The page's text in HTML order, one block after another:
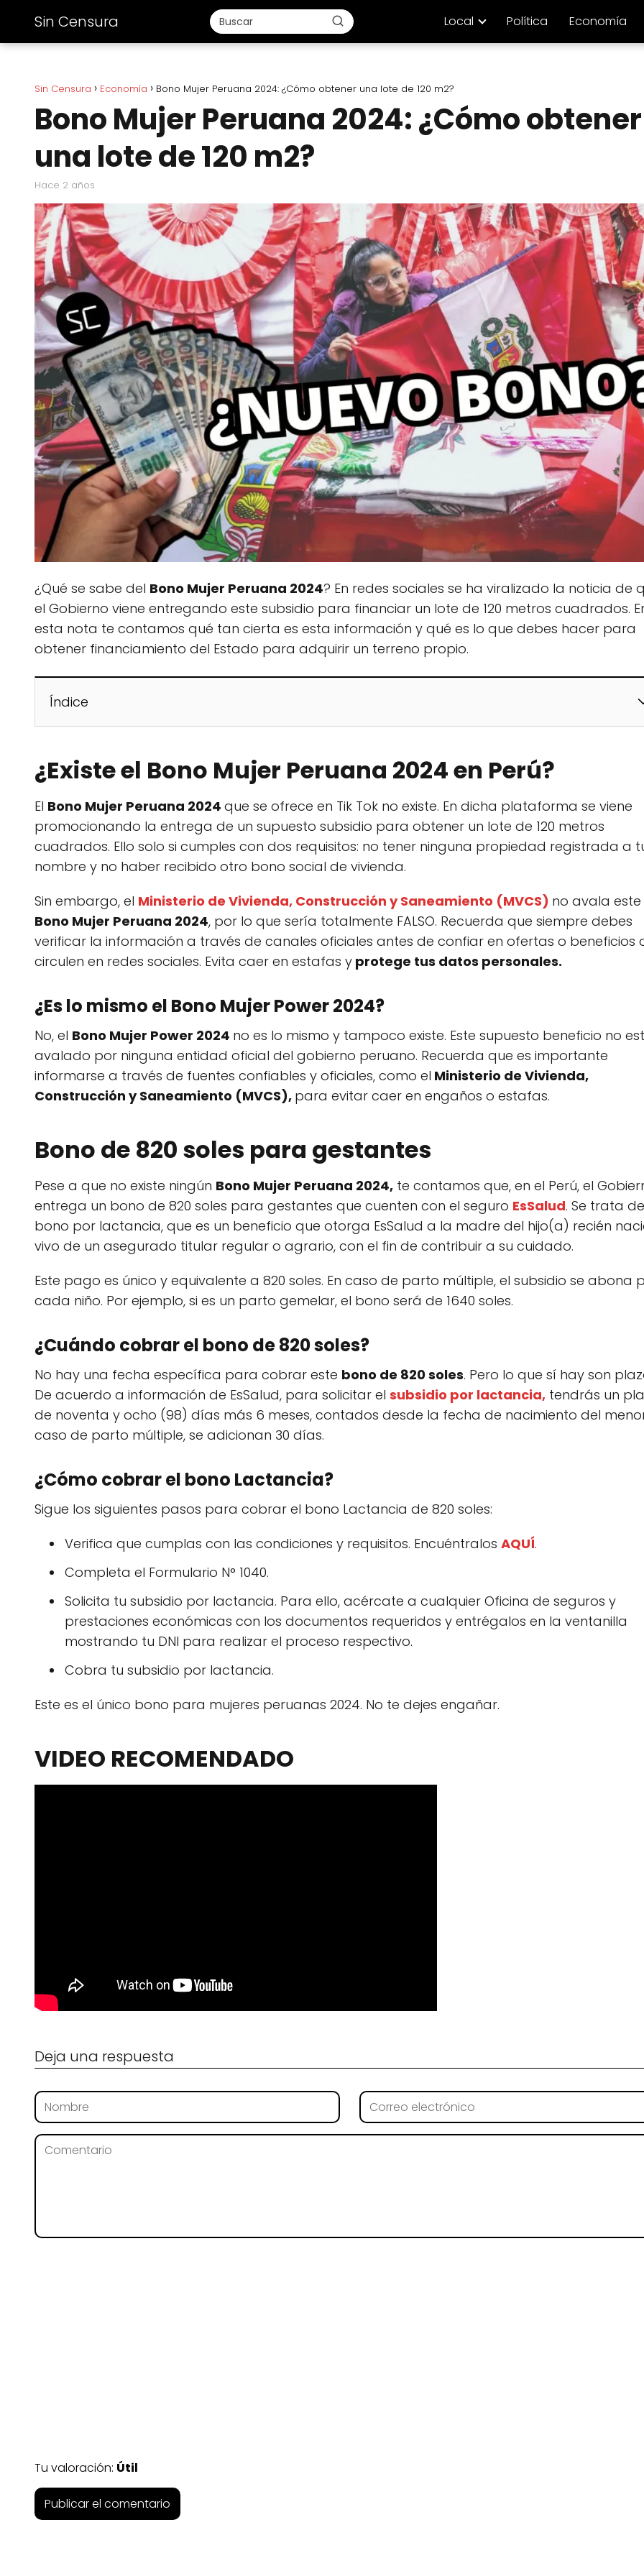
Sin Censura Local Política Economía
Sin Censura Economía Bono Mujer Peruana 2024: ¿Cómo obtener una lote de 120 m2?
Bono Mujer Peruana 2024: ¿Cómo obtener
una lote de 120 m2?
hace 2 años
¿Qué se sabe del Bono Mujer Peruana 2024? En redes sociales se ha viralizado la noticia de
el Gobierno viene entregando este subsidio para financiar un lote de 120 metros cuadrados.
esta nota te contamos qué tan cierta es esta información y qué es lo que debes hacer para
obtener financiamiento del Estado para adquirir un terreno propio.
Índice
¿Existe el Bono Mujer Peruana 2024 en Perú?
El Bono Mujer Peruana 2024 que se ofrece en Tik Tok no existe. En dicha plataforma se viene
promocionando la entrega de un supuesto subsidio para obtener un lote de 120 metros
cuadrados. Ello solo si cumples con dos requisitos: no tener ninguna propiedad registrada a
nombre y no haber recibido otro bono social de vivienda.
Sin embargo, el Ministerio de Vivienda, Construcción y Saneamiento (MVCS) no avala este
Bono Mujer Peruana 2024, por lo que sería totalmente FALSO. Recuerda que siempre debes
verificar la información a través de canales oficiales antes de confiar en ofertas o beneficios
circulen en redes sociales. Evita caer en estafas y protege tus datos personales.
¿Es lo mismo el Bono Mujer Power 2024?
No, el Bono Mujer Power 2024 no es lo mismo y tampoco existe. Este supuesto beneficio no
avalado por ninguna entidad oficial del gobierno peruano. Recuerda que es importante
informarse a través de fuentes confiables y oficiales, como el Ministerio de Vivienda,
Construcción y Saneamiento (MVCS), para evitar caer en engaños o estafas.
Bono de 820 soles para gestantes
Pese a que no existe ningún Bono Mujer Peruana 2024, te contamos que, en el Perú, el
entrega un bono de 820 soles para gestantes que cuenten con el seguro EsSalud. Se trata
bono por lactancia, que es un beneficio que otorga EsSalud a la madre del hijo(a) recién
vivo de un asegurado titular regular o agrario, con el fin de contribuir a su cuidado.
Este pago es único y equivalente a 820 soles. En caso de parto múltiple, el subsidio se abona
cada niño. Por ejemplo, si es un parto gemelar, el bono será de 1640 soles.
¿Cuándo cobrar el bono de 820 soles?
No hay una fecha específica para cobrar este bono de 820 soles. Pero lo que sí hay son
De acuerdo a información de EsSalud, para solicitar el subsidio por lactancia, tendrás un
de noventa y ocho (98) días más 6 meses, contados desde la fecha de nacimiento del
caso de parto múltiple, se adicionan 30 días.
¿Cómo cobrar el bono Lactancia?
Sigue los siguientes pasos para cobrar el bono Lactancia de 820 soles:
Verifica que cumplas con las condiciones y requisitos. Encuéntralos AQUÍ.
Completa el Formulario N° 1040.
Solicita tu subsidio por lactancia. Para ello, acércate a cualquier Oficina de seguros y
prestaciones económicas con los documentos requeridos y entrégalos en la ventanilla
mostrando tu DNI para realizar el proceso respectivo.
Cobra tu subsidio por lactancia.
Este es el único bono para mujeres peruanas 2024. No te dejes engañar.
VIDEO RECOMENDADO
Deja una respuesta
Tu valoración: Útil